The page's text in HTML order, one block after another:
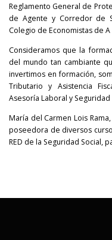
Reglamento General de
de Agente y Corredor de
Colegio de Economistas de A
Consideramos que la
del mundo tan cambiante
invertimos en formación,
Tributario y Asistencia
Asesoría Laboral y Seguridad
María del Carmen Lois
poseedora de diversos
RED de la Seguridad Social,